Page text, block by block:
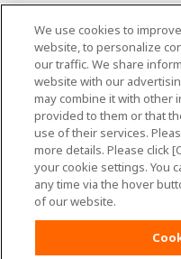
Map Situs
Tentang penggunaan situs ini
Copyright©
We use cookies to
website, to personalize
our traffic. We share
website with our
may combine it with other
provided to them or that
use of their services.
more details. Please click
your cookie settings. You
any time via the hover
of our website.